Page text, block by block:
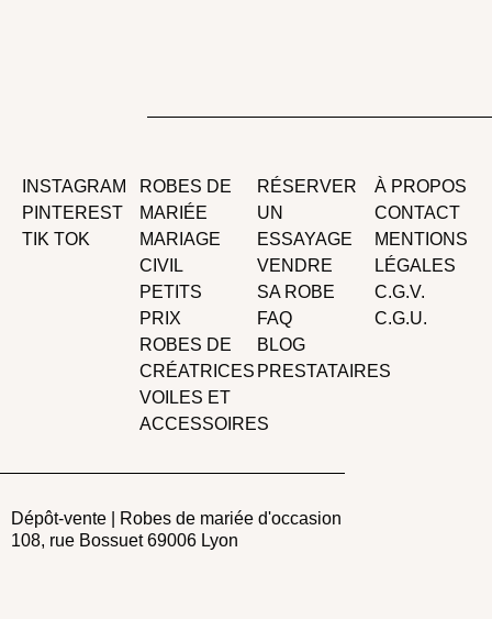
INSTAGRAM
PINTEREST
TIK TOK
ROBES DE
MARIÉE
MARIAGE
CIVIL
PETITS
PRIX
ROBES DE
CRÉATRICES
VOILES ET
ACCESSOIRES
RÉSERVER
UN
ESSAYAGE
VENDRE
SA ROBE
FAQ
BLOG
PRESTATAIRES
À PROPOS
CONTACT
MENTIONS
LÉGALES
C.G.V.
C.G.U.
Dépôt-vente | Robes de mariée d'occasion
108, rue Bossuet 69006 Lyon